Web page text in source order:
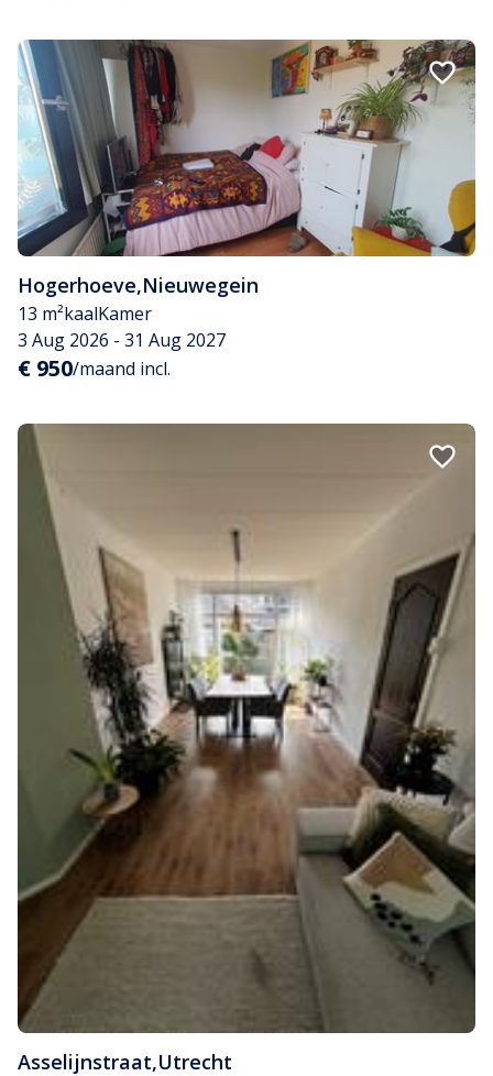
Hogerhoeve,Nieuwegein
13 m²kaalKamer
3 Aug 2026 - 31 Aug 2027
€ 950/maand incl.
Asselijnstraat,Utrecht